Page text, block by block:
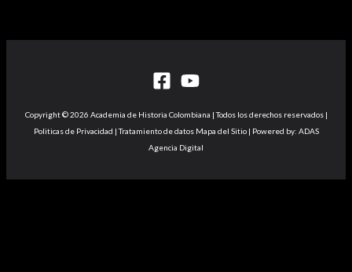
Copyright © 2026 Academia de Historia Colombiana | Todos los derechos reservados |
Politicas de Privacidad | Tratamiento de datos Mapa del Sitio | Powered by: ADAS
Agencia Digital